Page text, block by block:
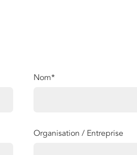
Nom*
Organisation / Entreprise